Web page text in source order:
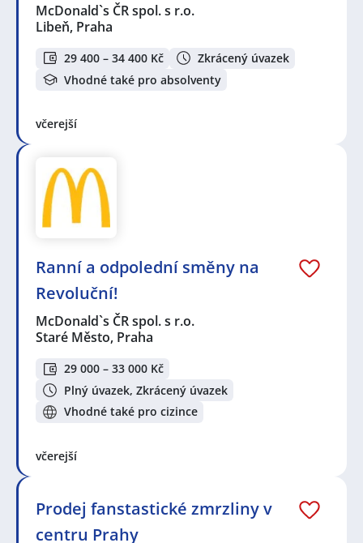
McDonald`s ČR spol. s r.o.
Libeň, Praha
29 400 – 34 400 Kč
Zkrácený úvazek
Vhodné také pro absolventy
včerejší
Ranní a odpolední směny na
Revoluční!
McDonald`s ČR spol. s r.o.
Staré Město, Praha
29 000 – 33 000 Kč
Plný úvazek, Zkrácený úvazek
Vhodné také pro cizince
včerejší
Prodej fanstastické zmrzliny v
centru Prahy